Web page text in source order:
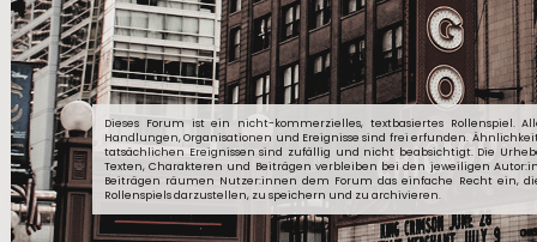
Dieses Forum ist ein nicht-kommerzielles, textbasiertes Rollenspiel.
Handlungen, Organisationen und Ereignisse sind frei erfunden.
tatsächlichen Ereignissen sind zufällig und nicht beabsichtigt. Die
Texten, Charakteren und Beiträgen verbleiben bei den jeweiligen
Beiträgen räumen Nutzer:innen dem Forum das einfache Recht ein,
Rollenspiels darzustellen, zu speichern und zu archivieren.